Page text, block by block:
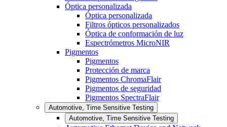
Óptica personalizada
Óptica personalizada
Filtros ópticos personalizados
Óptica de conformación de luz
Espectrómetros MicroNIR
Pigmentos
Pigmentos
Protección de marca
Pigmentos ChromaFlair
Pigmentos de seguridad
Pigmentos SpectraFlair
Automotive, Time Sensitive Testing
Automotive, Time Sensitive Testing